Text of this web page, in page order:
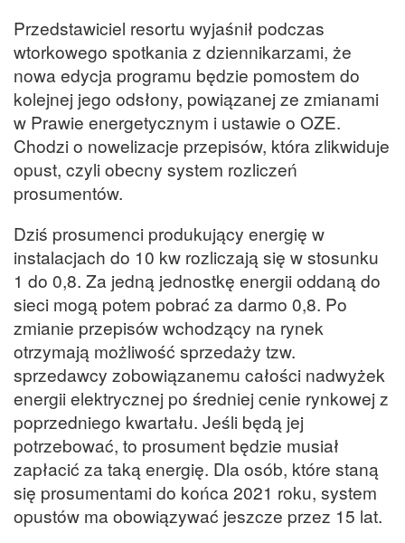
Przedstawiciel resortu wyjaśnił podczas
wtorkowego spotkania z dziennikarzami, że
nowa edycja programu będzie pomostem do
kolejnej jego odsłony, powiązanej ze zmianami
w Prawie energetycznym i ustawie o OZE.
Chodzi o nowelizacje przepisów, która zlikwiduje
opust, czyli obecny system rozliczeń
prosumentów.
Dziś prosumenci produkujący energię w
instalacjach do 10 kw rozliczają się w stosunku
1 do 0,8. Za jedną jednostkę energii oddaną do
sieci mogą potem pobrać za darmo 0,8. Po
zmianie przepisów wchodzący na rynek
otrzymają możliwość sprzedaży tzw.
sprzedawcy zobowiązanemu całości nadwyżek
energii elektrycznej po średniej cenie rynkowej z
poprzedniego kwartału. Jeśli będą jej
potrzebować, to prosument będzie musiał
zapłacić za taką energię. Dla osób, które staną
się prosumentami do końca 2021 roku, system
opustów ma obowiązywać jeszcze przez 15 lat.